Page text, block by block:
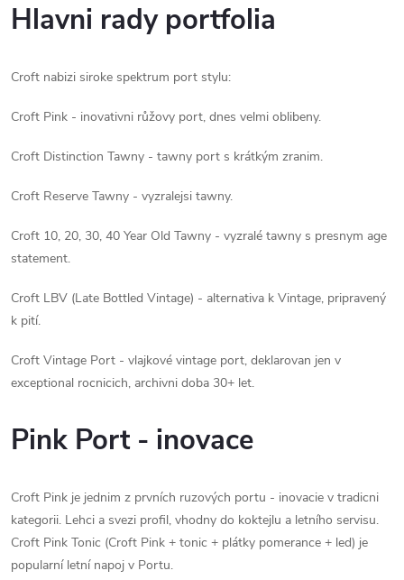
Hlavni rady portfolia
Croft nabizi siroke spektrum port stylu:
Croft Pink - inovativni růžovy port, dnes velmi oblibeny.
Croft Distinction Tawny - tawny port s krátkým zranim.
Croft Reserve Tawny - vyzralejsi tawny.
Croft 10, 20, 30, 40 Year Old Tawny - vyzralé tawny s presnym age
statement.
Croft LBV (Late Bottled Vintage) - alternativa k Vintage, pripravený
k pití.
Croft Vintage Port - vlajkové vintage port, deklarovan jen v
exceptional rocnicich, archivni doba 30+ let.
Pink Port - inovace
Croft Pink je jednim z prvních ruzových portu - inovacie v tradicni
kategorii. Lehci a svezi profil, vhodny do koktejlu a letního servisu.
Croft Pink Tonic (Croft Pink + tonic + plátky pomerance + led) je
popularní letní napoj v Portu.